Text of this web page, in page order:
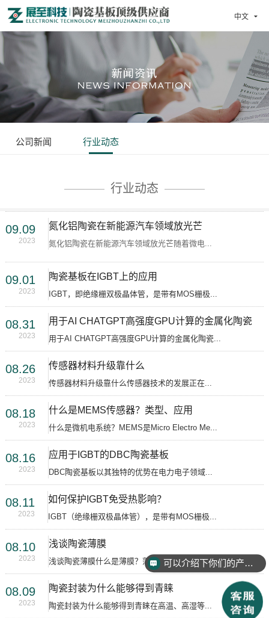
中文 
公司新闻 行业动态
行业动态
09.09
2023
氮化铝陶瓷在新能源汽车领域放光芒
氮化铝陶瓷在新能源汽车领域放光芒随着微电...
09.01
2023
陶瓷基板在IGBT上的应用
IGBT，即绝缘栅双极晶体管，是带有MOS栅极...
08.31
2023
用于AI CHATGPT高强度GPU计算的金属化陶瓷
用于AI CHATGPT高强度GPU计算的金属化陶瓷...
08.26
2023
传感器材料升级靠什么
传感器材料升级靠什么传感器技术的发展正在...
08.18
2023
什么是MEMS传感器？类型、应用
什么是微机电系统？MEMS是Micro Electro Me...
08.16
2023
应用于IGBT的DBC陶瓷基板
DBC陶瓷基板以其独特的优势在电力电子领域...
08.11
2023
如何保护IGBT免受热影响？
IGBT（绝缘栅双极晶体管），是带有MOS栅极...
08.10
2023
浅谈陶瓷薄膜
浅谈陶瓷薄膜什么是薄膜？薄膜是指许多技术...
08.09
2023
陶瓷封装为什么能够得到青睐
陶瓷封装为什么能够得到青睐在高温、高湿等...
可以介绍下你们的产品么？